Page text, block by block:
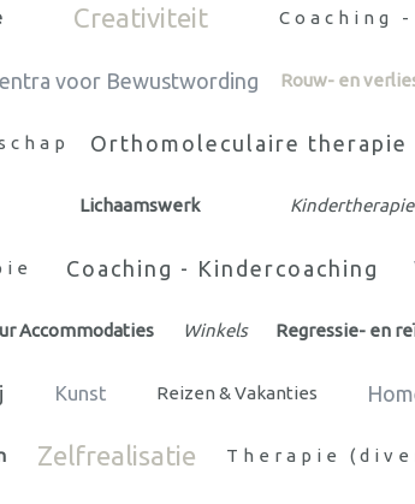
Creativiteit Coaching
voor Bewustwording Rouw- en
Orthomoleculaire therapie
Lichaamswerk Kindertherapie
Coaching - Kindercoaching
Accommodaties Winkels Regressie- en
Kunst Reizen & Vakanties
Zelfrealisatie Therapie